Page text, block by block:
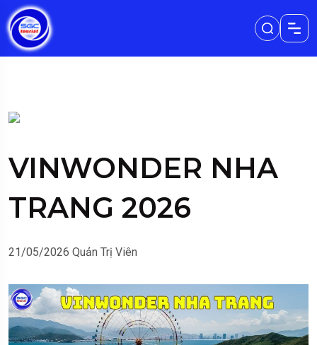
VINWONDER NHA
TRANG 2026
21/05/2026 Quản Trị Viên